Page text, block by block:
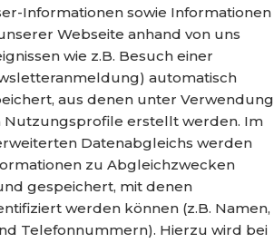
Informationen sowie Informationen
Webseite anhand von uns
wie z.B. Besuch einer
automatisch
aus denen unter Verwendung
Nutzungsprofile erstellt werden. Im
Datenabgleichs werden
zu Abgleichzwecken
gespeichert, mit denen
werden können (z.B. Namen,
Telefonnummern). Hierzu wird bei